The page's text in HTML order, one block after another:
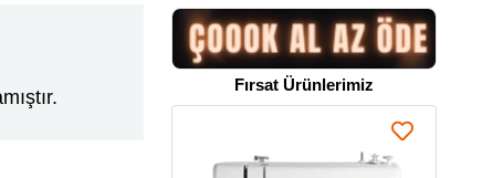
Fırsat Ürünlerimiz